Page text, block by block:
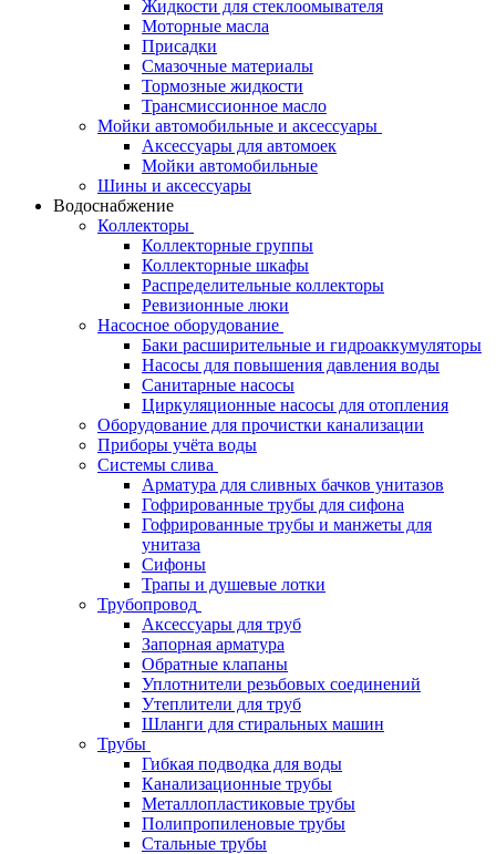
Жидкости для стеклоомывателя
Моторные масла
Присадки
Смазочные материалы
Тормозные жидкости
Трансмиссионное масло
Мойки автомобильные и аксессуары
Аксессуары для автомоек
Мойки автомобильные
Шины и аксессуары
Водоснабжение
Коллекторы
Коллекторные группы
Коллекторные шкафы
Распределительные коллекторы
Ревизионные люки
Насосное оборудование
Баки расширительные и гидроаккумуляторы
Насосы для повышения давления воды
Санитарные насосы
Циркуляционные насосы для отопления
Оборудование для прочистки канализации
Приборы учёта воды
Системы слива
Арматура для сливных бачков унитазов
Гофрированные трубы для сифона
Гофрированные трубы и манжеты для
унитаза
Сифоны
Трапы и душевые лотки
Трубопровод
Аксессуары для труб
Запорная арматура
Обратные клапаны
Уплотнители резьбовых соединений
Утеплители для труб
Шланги для стиральных машин
Трубы
Гибкая подводка для воды
Канализационные трубы
Металлопластиковые трубы
Полипропиленовые трубы
Стальные трубы